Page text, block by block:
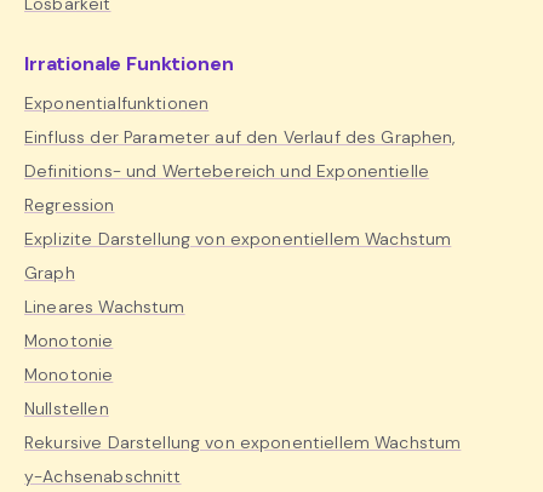
Irrationale Funktionen
Exponentialfunktionen
Einfluss der Parameter auf den Verlauf des Graphen,
Definitions- und Wertebereich und Exponentielle
Regression
Explizite Darstellung von exponentiellem Wachstum
Graph
Lineares Wachstum
Monotonie
Monotonie
Nullstellen
Rekursive Darstellung von exponentiellem Wachstum
y-Achsenabschnitt